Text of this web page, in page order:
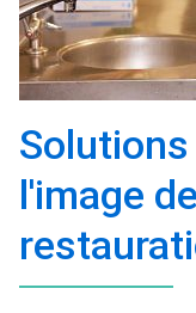
l'image